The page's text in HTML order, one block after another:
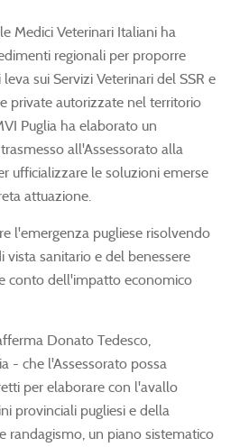
Medici Veterinari Italiani ha
regionali per proporre
sui Servizi Veterinari del SSR e
private autorizzate nel territorio
Puglia ha elaborato un
all'Assessorato alla
ufficializzare le soluzioni emerse
attuazione.
l'emergenza pugliese risolvendo
sanitario e del benessere
conto dell'impatto economico
Donato Tedesco,
- che l'Assessorato possa
per elaborare con l'avallo
provinciali pugliesi e della
randagismo, un piano sistematico